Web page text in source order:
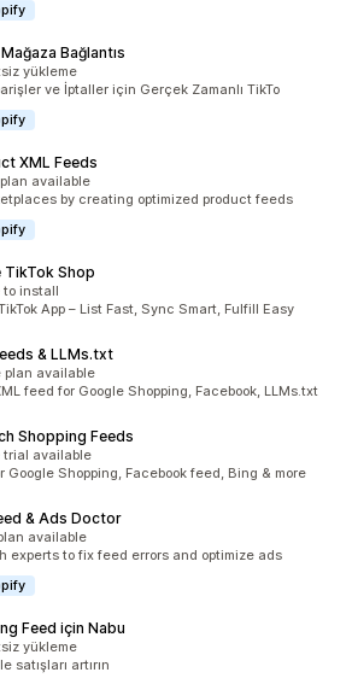
Bağlantıs
yükleme
ve İptaller için Gerçek Zamanlı TikTo
XML Feeds
available
by creating optimized product feeds
TikTok Shop
to install
App – List Fast, Sync Smart, Fulfill Easy
& LLMs.txt
plan available
feed for Google Shopping, Facebook, LLMs.txt
Shopping Feeds
trial available
Google Shopping, Facebook feed, Bing & more
& Ads Doctor
available
experts to fix feed errors and optimize ads
Feed için Nabu
yükleme
satışları artırın